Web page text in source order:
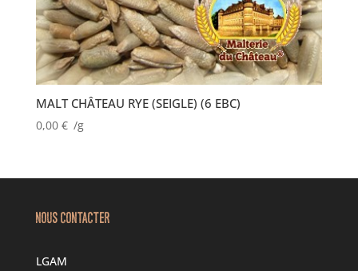
MALT CHÂTEAU RYE (SEIGLE) (6 EBC)
0,00 € /g
NOUS CONTACTER
LGAM